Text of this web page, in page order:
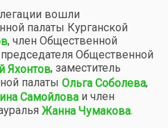
вошли
палаты Курганской
, член Общественной
Общественной
Яхонтов, заместитель
палаты Ольга Соболева,
Самойлова и член
Жанна Чумакова.